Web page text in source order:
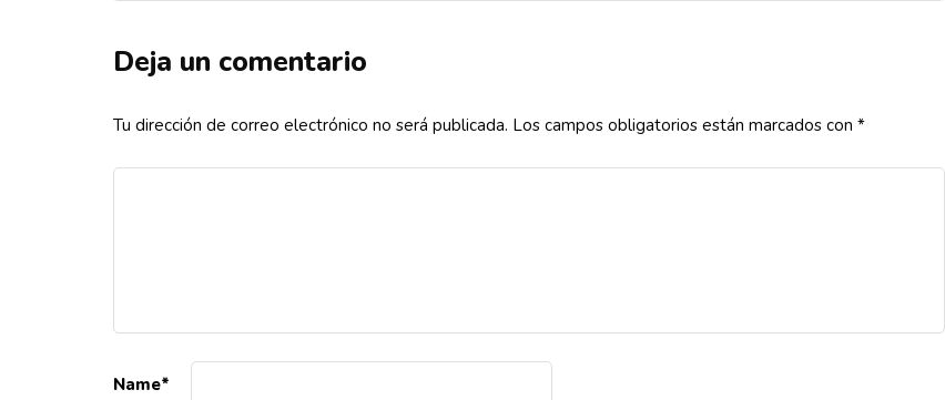
Deja un comentario
Tu dirección de correo electrónico no será publicada. Los campos obligatorios están marcados con *
Name*